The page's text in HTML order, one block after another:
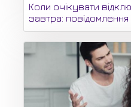
Коли очікувати
завтра: